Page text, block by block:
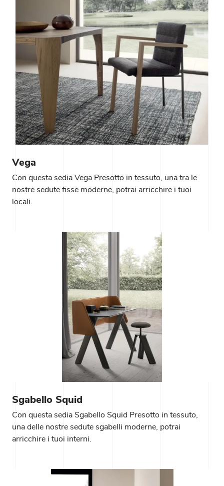
Vega
Con questa sedia Vega Presotto in tessuto, una tra le
nostre sedute fisse moderne, potrai arricchire i tuoi
locali.
Sgabello Squid
Con questa sedia Sgabello Squid Presotto in tessuto,
una delle nostre sedute sgabelli moderne, potrai
arricchire i tuoi interni.